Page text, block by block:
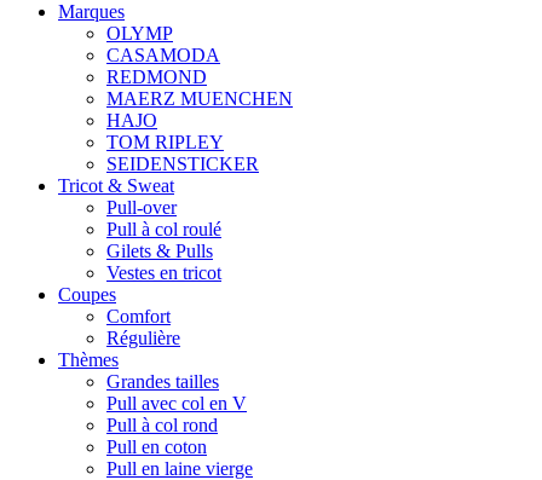
Marques
OLYMP
CASAMODA
REDMOND
MAERZ MUENCHEN
HAJO
TOM RIPLEY
SEIDENSTICKER
Tricot & Sweat
Pull-over
Pull à col roulé
Gilets & Pulls
Vestes en tricot
Coupes
Comfort
Régulière
Thèmes
Grandes tailles
Pull avec col en V
Pull à col rond
Pull en coton
Pull en laine vierge